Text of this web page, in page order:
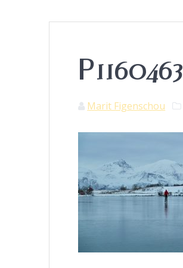
P1160463
Marit Figenschou